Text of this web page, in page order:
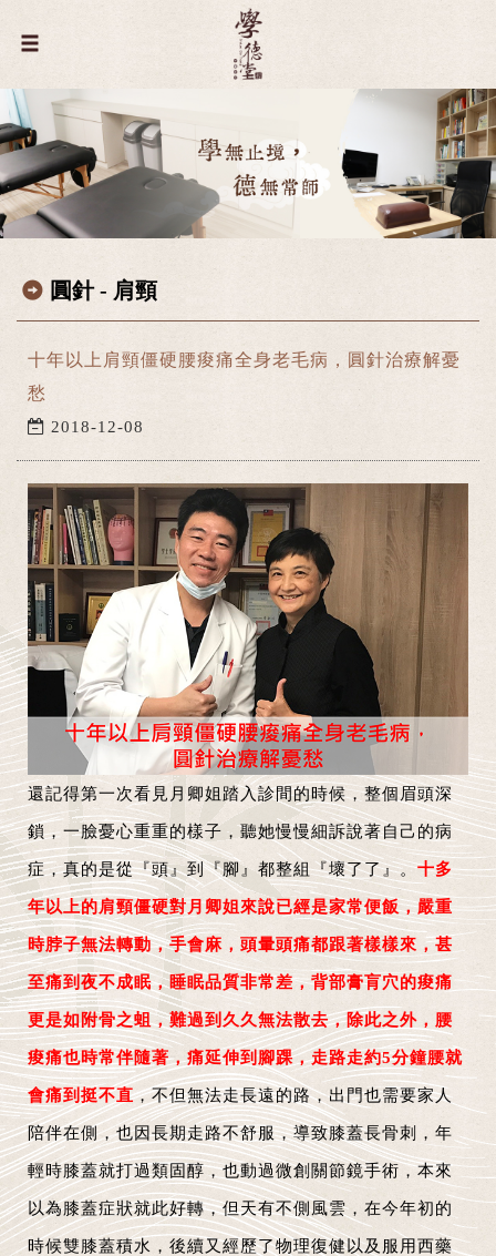
圓針 - 肩頸
十年以上肩頸僵硬腰痠痛全身老毛病，圓針治療解憂
愁
2018-12-08
還記得第一次看見月卿姐踏入診間的時候，整個眉頭深
鎖，一臉憂心重重的樣子，聽她慢慢細訴說著自己的病
症，真的是從『頭』到『腳』都整組『壞了了』。十多
年以上的肩頸僵硬對月卿姐來說已經是家常便飯，嚴重
時脖子無法轉動，手會麻，頭暈頭痛都跟著樣樣來，甚
至痛到夜不成眠，睡眠品質非常差，背部膏肓穴的痠痛
更是如附骨之蛆，難過到久久無法散去，除此之外，腰
痠痛也時常伴隨著，痛延伸到腳踝，走路走約5分鐘腰就
會痛到挺不直，不但無法走長遠的路，出門也需要家人
陪伴在側，也因長期走路不舒服，導致膝蓋長骨刺，年
輕時膝蓋就打過類固醇，也動過微創關節鏡手術，本來
以為膝蓋症狀就此好轉，但天有不側風雲，在今年初的
時候雙膝蓋積水，後續又經歷了物理復健以及服用西藥